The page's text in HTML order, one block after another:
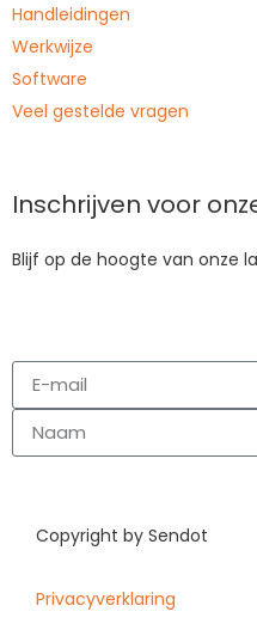
Handleidingen
Werkwijze
Software
Veel gestelde vragen
Inschrijven voor
Blijf op de hoogte van onze
Copyright by Sendot
Privacyverklaring